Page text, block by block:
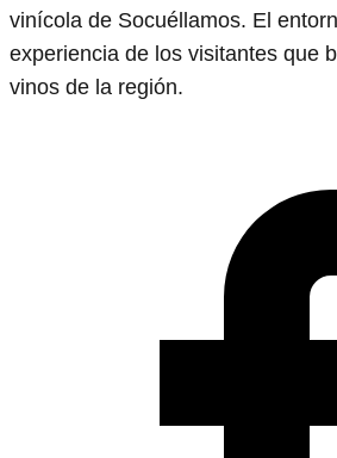
vinícola de Socuéllamos. El
experiencia de los visitantes que
vinos de la región.